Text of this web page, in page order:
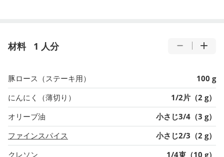
材料 1 人分
豚ロース（ステーキ用）
100 g
にんにく（薄切り）
1/2片（2 g）
オリーブ油
小さじ3/4（3 g）
ファインスパイス
小さじ2/3（2 g）
クレソン
1/4束（10 g）